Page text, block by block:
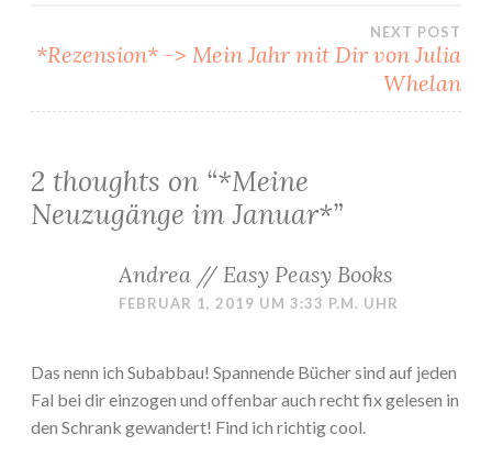
NEXT POST
*Rezension* -> Mein Jahr mit Dir von Julia
Whelan
2 thoughts on “*Meine
Neuzugänge im Januar*”
Andrea // Easy Peasy Books
FEBRUAR 1, 2019 UM 3:33 P.M. UHR
Das nenn ich Subabbau! Spannende Bücher sind auf jeden
Fal bei dir einzogen und offenbar auch recht fix gelesen in
den Schrank gewandert! Find ich richtig cool.